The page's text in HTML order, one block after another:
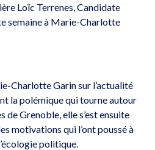
Loïc Terrenes, Candidate
semaine à Marie-Charlotte
Charlotte Garin sur l’actualité
la polémique qui tourne autour
de Grenoble, elle s’est ensuite
motivations qui l’ont poussé à
politique.